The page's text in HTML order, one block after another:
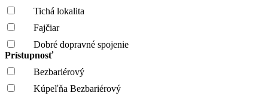
Tichá lokalita
Fajčiar
Dobré dopravné spojenie
Prístupnosť
Bezbariérový
Kúpeľňa Bezbariérový